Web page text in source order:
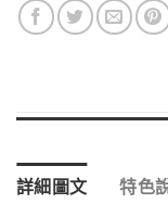
詳細圖文 特色